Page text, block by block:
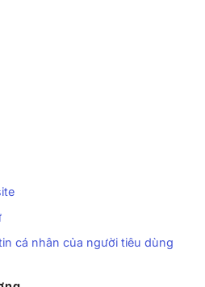
cá nhân của người tiêu dùng